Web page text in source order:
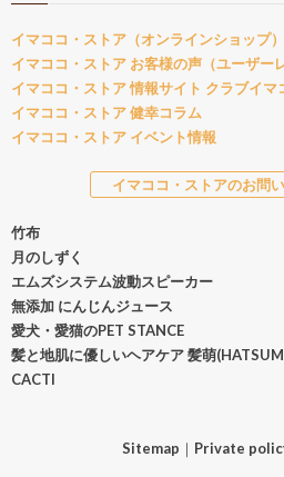
イマココ・ストア（オンラインショップ）
イマココ・ストア お客様の声（ユーザー
イマココ・ストア 情報サイト クラブイマ
イマココ・ストア 健幸コラム
イマココ・ストア イベント情報
イマココ・ストアのお問
竹布
月のしずく
エムズシステム波動スピーカー
無添加 にんじんジュース
愛犬・愛猫のPET STANCE
髪と地肌に優しいヘアケア 髪萌
CACTI
Sitemap ｜ Private